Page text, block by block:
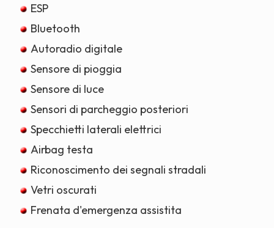
ESP
Bluetooth
Autoradio digitale
Sensore di pioggia
Sensore di luce
Sensori di parcheggio posteriori
Specchietti laterali elettrici
Airbag testa
Riconoscimento dei segnali stradali
Vetri oscurati
Frenata d'emergenza assistita